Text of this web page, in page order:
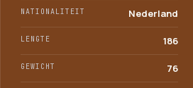
NATIONALITEIT Nederland
LENGTE 186
GEWICHT 76